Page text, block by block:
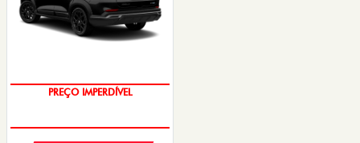
PREÇO IMPERDÍVEL